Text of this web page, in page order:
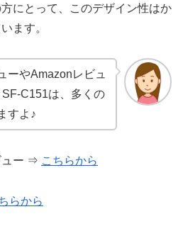
にとって、このデザイン性はか
ます。
ーやAmazonレビュ
C151は、多くの
すよ♪
ュー ⇒ こちらから
らから